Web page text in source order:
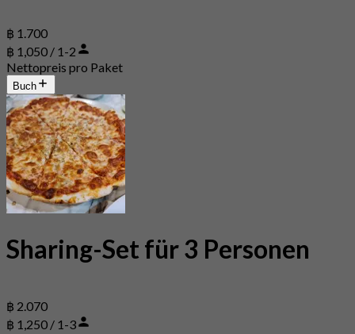
฿ 1.700
฿ 1,050 / 1-2
Nettopreis pro Paket
Buch
Sharing-Set für 3 Personen
฿ 2.070
฿ 1,250 / 1-3